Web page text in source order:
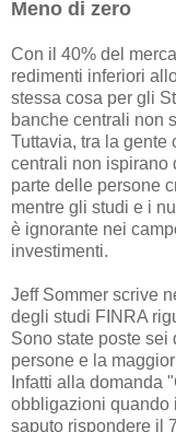
Meno di zero
Con il 40% del
redimenti inferiori
stessa cosa per gli
banche centrali non
Tuttavia, tra la
centrali non ispirano
parte delle persone
mentre gli studi e i
è ignorante nei
investimenti.
Jeff Sommer scrive
degli studi FINRA
Sono state poste
persone e la
Infatti alla domanda
obbligazioni quando
saputo rispondere il